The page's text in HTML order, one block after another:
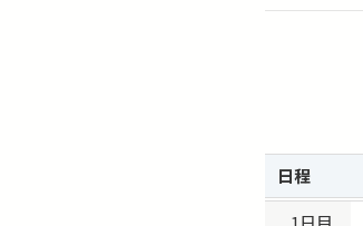
日程